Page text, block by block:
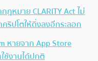
ฎหมาย CLARITY Act ไม่
ริปโตให้ดิ่งลงอีกระลอก
หายจาก App Store
ช้งานได้ปกติ